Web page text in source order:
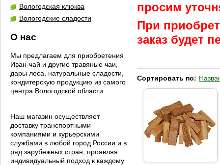
Вологодская клюква
Вологодские сладости
О нас
Мы предлагаем для приобретения
Иван-чай и другие травяные чаи,
дары леса, натуральные сладости,
кондитерскую продукцию из самого
центра Вологодской области.
Наш магазин осуществляет
доставку транспортными
компаниями и курьерскими
службами в любой город России и в
ряд зарубежных стран, проявляя
индивидуальный подход к каждому
просим
При
заказ будет
Сортировать по: